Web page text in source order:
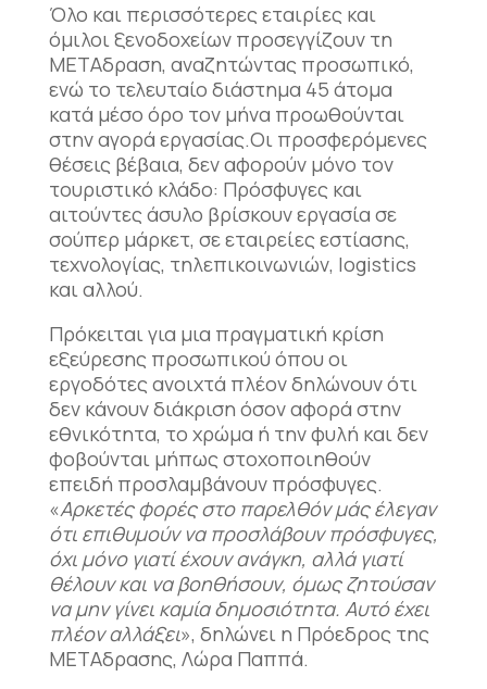
Όλο και περισσότερες εταιρίες και
όμιλοι ξενοδοχείων προσεγγίζουν τη
ΜΕΤΑδραση, αναζητώντας προσωπικό,
ενώ το τελευταίο διάστημα 45 άτομα
κατά μέσο όρο τον μήνα προωθούνται
στην αγορά εργασίας.Οι προσφερόμενες
θέσεις βέβαια, δεν αφορούν μόνο τον
τουριστικό κλάδο: Πρόσφυγες και
αιτούντες άσυλο βρίσκουν εργασία σε
σούπερ μάρκετ, σε εταιρείες εστίασης,
τεχνολογίας, τηλεπικοινωνιών, logistics
και αλλού.
Πρόκειται για μια πραγματική κρίση
εξεύρεσης προσωπικού όπου οι
εργοδότες ανοιχτά πλέον δηλώνουν ότι
δεν κάνουν διάκριση όσον αφορά στην
εθνικότητα, το χρώμα ή την φυλή και δεν
φοβούνται μήπως στοχοποιηθούν
επειδή προσλαμβάνουν πρόσφυγες.
«Αρκετές φορές στο παρελθόν μάς έλεγαν
ότι επιθυμούν να προσλάβουν πρόσφυγες,
όχι μόνο γιατί έχουν ανάγκη, αλλά γιατί
θέλουν και να βοηθήσουν, όμως ζητούσαν
να μην γίνει καμία δημοσιότητα. Αυτό έχει
πλέον αλλάξει», δηλώνει η Πρόεδρος της
ΜΕΤΑδρασης, Λώρα Παππά.